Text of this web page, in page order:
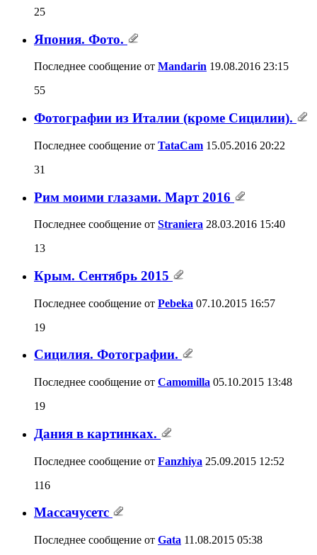
25
Япония. Фото.
Последнее сообщение от Mandarin 19.08.2016 23:15
55
Фотографии из Италии (кроме Cицилии).
Последнее сообщение от TataCam 15.05.2016 20:22
31
Рим моими глазами. Март 2016
Последнее сообщение от Straniera 28.03.2016 15:40
13
Крым. Сентябрь 2015
Последнее сообщение от Pebeka 07.10.2015 16:57
19
Сицилия. Фотографии.
Последнее сообщение от Camomilla 05.10.2015 13:48
19
Дания в картинках.
Последнее сообщение от Fanzhiya 25.09.2015 12:52
116
Массачусетс
Последнее сообщение от Gata 11.08.2015 05:38